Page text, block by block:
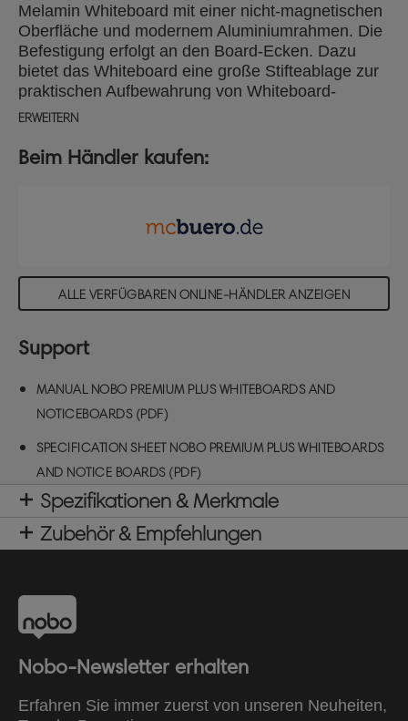
Melamin Whiteboard mit einer nicht-magnetischen
Oberfläche und modernem Aluminiumrahmen. Die
Befestigung erfolgt an den Board-Ecken. Dazu
bietet das Whiteboard eine große Stifteablage zur
praktischen Aufbewahrung von Whiteboard-
Markern, Tafelwischern und sonstigem Zubehör.
leicht reinigen und eignet sich für den
ERWEITERN
Beim Händler kaufen:
ALLE VERFÜGBAREN ONLINE-HÄNDLER ANZEIGEN
Support
MANUAL NOBO PREMIUM PLUS WHITEBOARDS AND
NOTICEBOARDS (PDF)
SPECIFICATION SHEET NOBO PREMIUM PLUS WHITEBOARDS
AND NOTICE BOARDS (PDF)
Spezifikationen & Merkmale
Zubehör & Empfehlungen
Nobo-Newsletter erhalten
Erfahren Sie immer zuerst von unseren Neuheiten,